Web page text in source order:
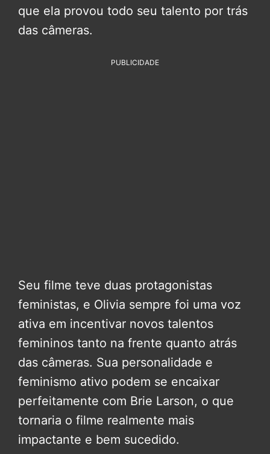
que ela provou todo seu talento por trás
das câmeras.
PUBLICIDADE
Seu filme teve duas protagonistas
feministas, e Olivia sempre foi uma voz
ativa em incentivar novos talentos
femininos tanto na frente quanto atrás
das câmeras. Sua personalidade e
feminismo ativo podem se encaixar
perfeitamente com Brie Larson, o que
tornaria o filme realmente mais
impactante e bem sucedido.